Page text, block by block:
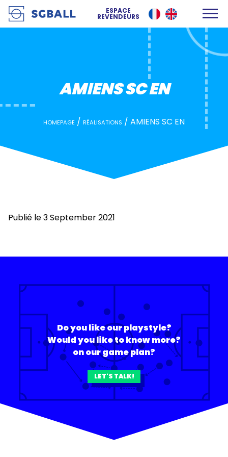
ESPACE
REVENDEURS
AMIENS SC EN
AMIENS SC EN
HOMEPAGE / RÉALISATIONS / AMIENS SC EN
Publié le 3 September 2021
Do you like our playstyle?
Would you like to know more?
on our game plan?
LET'S TALK!